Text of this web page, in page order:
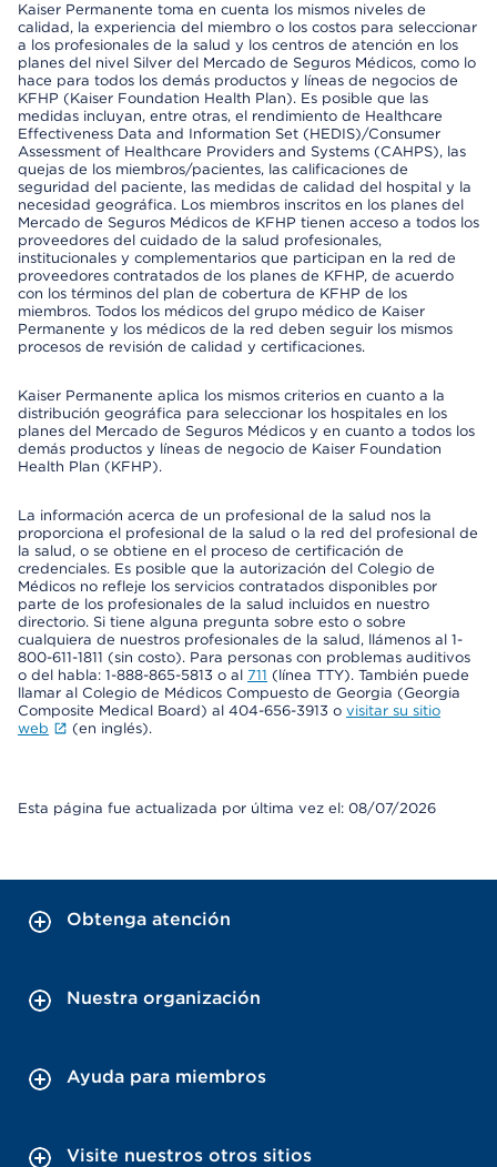
Kaiser Permanente toma en cuenta los mismos niveles de
calidad, la experiencia del miembro o los costos para seleccionar
a los profesionales de la salud y los centros de atención en los
planes del nivel Silver del Mercado de Seguros Médicos, como lo
hace para todos los demás productos y líneas de negocios de
KFHP (Kaiser Foundation Health Plan). Es posible que las
medidas incluyan, entre otras, el rendimiento de Healthcare
Effectiveness Data and Information Set (HEDIS)/Consumer
Assessment of Healthcare Providers and Systems (CAHPS), las
quejas de los miembros/pacientes, las calificaciones de
seguridad del paciente, las medidas de calidad del hospital y la
necesidad geográfica. Los miembros inscritos en los planes del
Mercado de Seguros Médicos de KFHP tienen acceso a todos los
proveedores del cuidado de la salud profesionales,
institucionales y complementarios que participan en la red de
proveedores contratados de los planes de KFHP, de acuerdo
con los términos del plan de cobertura de KFHP de los
miembros. Todos los médicos del grupo médico de Kaiser
Permanente y los médicos de la red deben seguir los mismos
procesos de revisión de calidad y certificaciones.
Kaiser Permanente aplica los mismos criterios en cuanto a la
distribución geográfica para seleccionar los hospitales en los
planes del Mercado de Seguros Médicos y en cuanto a todos los
demás productos y líneas de negocio de Kaiser Foundation
Health Plan (KFHP).
La información acerca de un profesional de la salud nos la
proporciona el profesional de la salud o la red del profesional de
la salud, o se obtiene en el proceso de certificación de
credenciales. Es posible que la autorización del Colegio de
Médicos no refleje los servicios contratados disponibles por
parte de los profesionales de la salud incluidos en nuestro
directorio. Si tiene alguna pregunta sobre esto o sobre
cualquiera de nuestros profesionales de la salud, llámenos al 1-
800-611-1811 (sin costo). Para personas con problemas auditivos
o del habla: 1-888-865-5813 o al 711 (línea TTY). También puede
llamar al Colegio de Médicos Compuesto de Georgia (Georgia
Composite Medical Board) al 404-656-3913 o visitar su sitio
web
(en inglés).
Esta página fue actualizada por última vez el: 08/07/2026
Obtenga atención
Nuestra organización
Ayuda para miembros
Visite nuestros otros sitios